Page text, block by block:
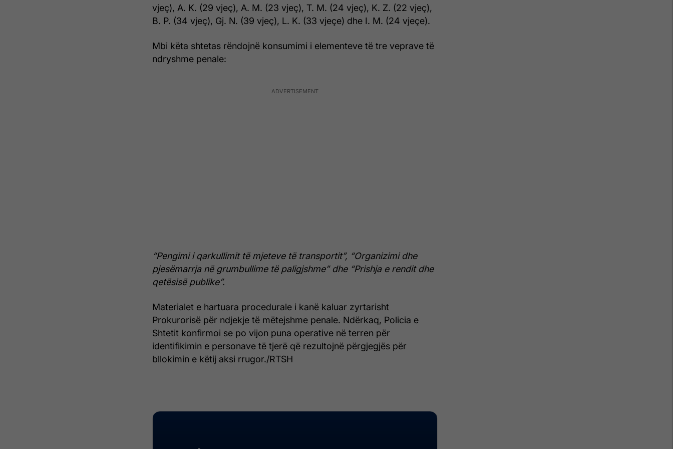
vjeç), A. K. (29 vjeç), A. M. (23 vjeç), T. M. (24 vjeç), K. Z. (22 vjeç),
B. P. (34 vjeç), Gj. N. (39 vjeç), L. K. (33 vjeçe) dhe I. M. (24 vjeçe).
Mbi këta shtetas rëndojnë konsumimi i elementeve të tre veprave të
ndryshme penale:
“Pengimi i qarkullimit të mjeteve të transportit”, “Organizimi dhe
pjesëmarrja në grumbullime të paligjshme” dhe “Prishja e rendit dhe
qetësisë publike”.
Materialet e hartuara procedurale i kanë kaluar zyrtarisht
Prokurorisë për ndjekje të mëtejshme penale. Ndërkaq, Policia e
Shtetit konfirmoi se po vijon puna operative në terren për
identifikimin e personave të tjerë që rezultojnë përgjegjës për
bllokimin e këtij aksi rrugor./RTSH